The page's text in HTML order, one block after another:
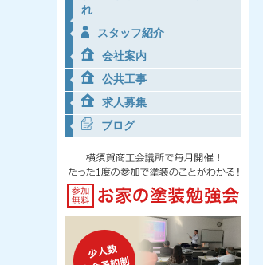
れ
スタッフ紹介
会社案内
公共工事
求人募集
ブログ